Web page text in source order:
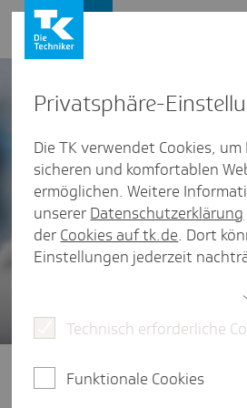
widmet sich der
Gesundheitsstudien
Privat­sphäre-
Die TK verwendet Cookies,
sicheren und komfortablen
ermöglichen. Weitere
unserer Datenschutzerklärung
der Cookies auf tk.de. Dort
Einstellungen jederzeit
Technisch erforderliche
Funktionale Cookies